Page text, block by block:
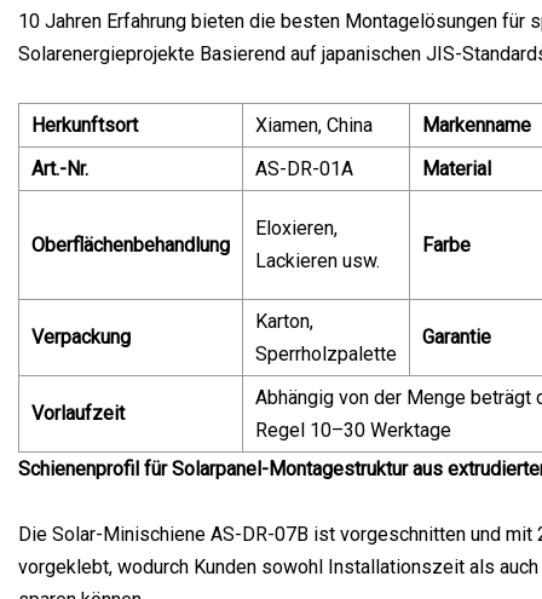
10 Jahren Erfahrung bieten die besten Montagelösungen für
Solarenergieprojekte Basierend auf japanischen JIS-
Herkunftsort Xiamen, China
Markenname
Art.-Nr.
AS-DR-01A Material
Oberflächenbehandlung
Eloxieren,
Lackieren usw.
Farbe
Verpackung
Karton,
Sperrholzpalette
Garantie
Vorlaufzeit
Abhängig von der Menge
Regel 10–30 Werktage
Schienenprofil für Solarpanel-Montagestruktur aus
Die Solar-Minischiene AS-DR-07B ist vorgeschnitten und mit
vorgeklebt, wodurch Kunden sowohl Installationszeit als